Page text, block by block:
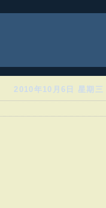
2010年10月6日 星期三